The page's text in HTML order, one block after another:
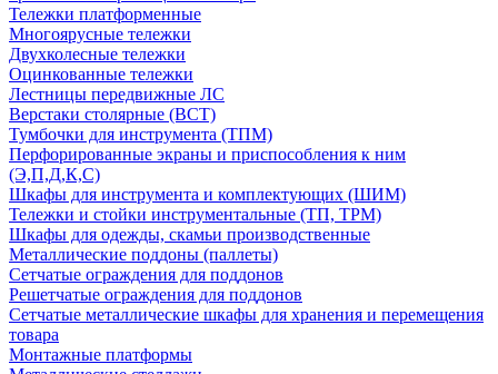
Тележки платформенные
Многоярусные тележки
Двухколесные тележки
Оцинкованные тележки
Лестницы передвижные ЛС
Верстаки столярные (ВСТ)
Тумбочки для инструмента (ТПМ)
Перфорированные экраны и приспособления к ним
(Э,П,Д,К,С)
Шкафы для инструмента и комплектующих (ШИМ)
Тележки и стойки инструментальные (ТП, ТРМ)
Шкафы для одежды, скамьи производственные
Металлические поддоны (паллеты)
Сетчатые ограждения для поддонов
Решетчатые ограждения для поддонов
Сетчатые металлические шкафы для хранения и перемещения
товара
Монтажные платформы